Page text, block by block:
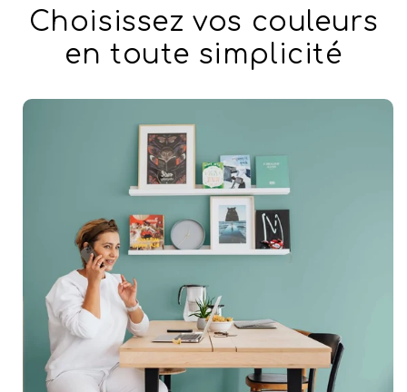
Choisissez vos couleurs
en toute simplicité